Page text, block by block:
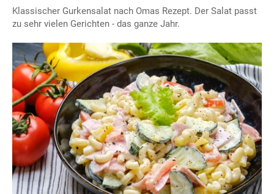
Klassischer Gurkensalat nach Omas Rezept. Der Salat passt
zu sehr vielen Gerichten - das ganze Jahr.